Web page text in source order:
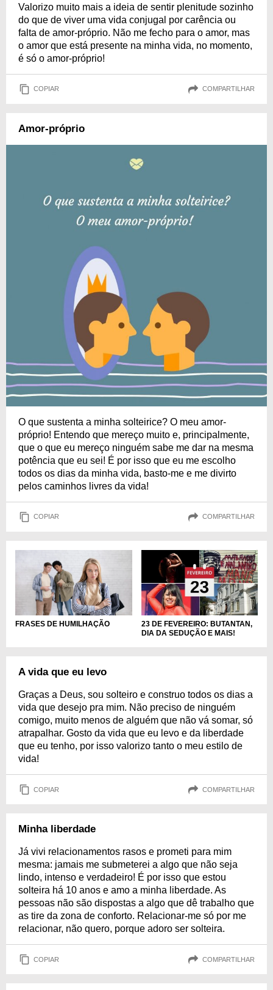
Valorizo muito mais a ideia de sentir plenitude sozinho
do que de viver uma vida conjugal por carência ou
falta de amor-próprio. Não me fecho para o amor, mas
o amor que está presente na minha vida, no momento,
é só o amor-próprio!
COPIAR COMPARTILHAR
Amor-próprio
O que sustenta a minha solteirice? O meu amor-
próprio! Entendo que mereço muito e, principalmente,
que o que eu mereço ninguém sabe me dar na mesma
potência que eu sei! É por isso que eu me escolho
todos os dias da minha vida, basto-me e me divirto
pelos caminhos livres da vida!
COPIAR COMPARTILHAR
FRASES DE HUMILHAÇÃO
23 DE FEVEREIRO: BUTANTAN,
DIA DA SEDUÇÃO E MAIS!
A vida que eu levo
Graças a Deus, sou solteiro e construo todos os dias a
vida que desejo pra mim. Não preciso de ninguém
comigo, muito menos de alguém que não vá somar, só
atrapalhar. Gosto da vida que eu levo e da liberdade
que eu tenho, por isso valorizo tanto o meu estilo de
vida!
COPIAR COMPARTILHAR
Minha liberdade
Já vivi relacionamentos rasos e prometi para mim
mesma: jamais me submeterei a algo que não seja
lindo, intenso e verdadeiro! É por isso que estou
solteira há 10 anos e amo a minha liberdade. As
pessoas não são dispostas a algo que dê trabalho que
as tire da zona de conforto. Relacionar-me só por me
relacionar, não quero, porque adoro ser solteira.
COPIAR COMPARTILHAR